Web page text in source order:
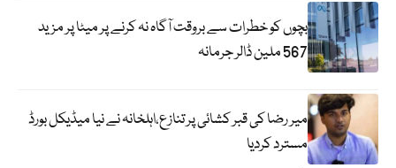
بچوں کو خطرات سے بروقت آگاہ نہ کرنے پر میٹا پر مزید
567 ملین ڈالر جرمانہ
میر رضا کی قبر کشائی پر تنازع،اہلخانہ نے نیا میڈیکل بورڈ
مسترد کردیا